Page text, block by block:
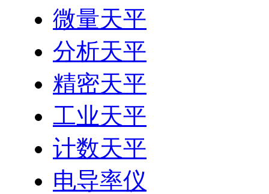
微量天平
分析天平
精密天平
工业天平
计数天平
电导率仪